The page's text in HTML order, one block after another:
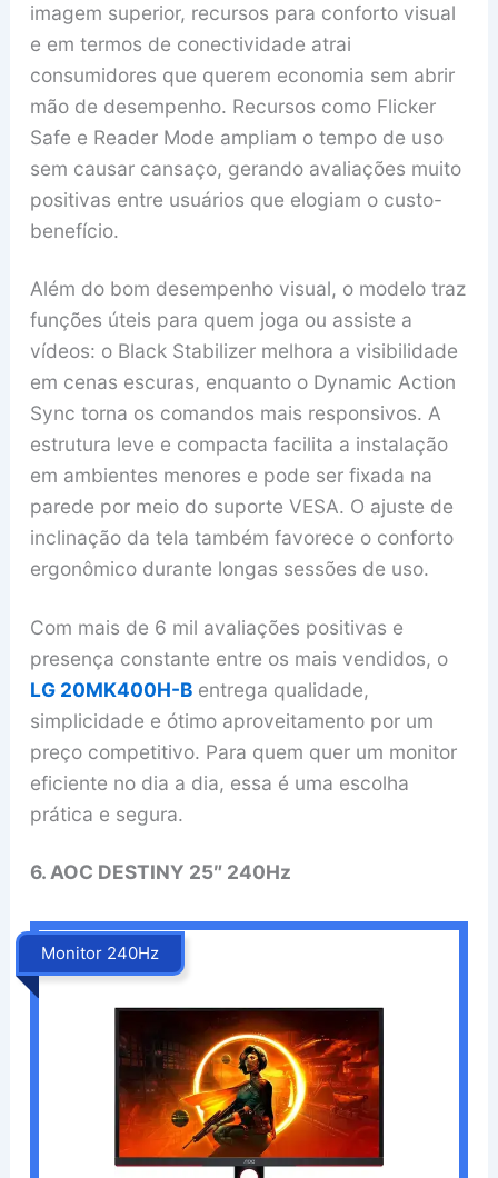
imagem superior, recursos para conforto visual
e em termos de conectividade atrai
consumidores que querem economia sem abrir
mão de desempenho. Recursos como Flicker
Safe e Reader Mode ampliam o tempo de uso
sem causar cansaço, gerando avaliações muito
positivas entre usuários que elogiam o custo-
benefício.
Além do bom desempenho visual, o modelo traz
funções úteis para quem joga ou assiste a
vídeos: o Black Stabilizer melhora a visibilidade
em cenas escuras, enquanto o Dynamic Action
Sync torna os comandos mais responsivos. A
estrutura leve e compacta facilita a instalação
em ambientes menores e pode ser fixada na
parede por meio do suporte VESA. O ajuste de
inclinação da tela também favorece o conforto
ergonômico durante longas sessões de uso.
Com mais de 6 mil avaliações positivas e
presença constante entre os mais vendidos, o
LG 20MK400H-Bentrega qualidade,
simplicidade e ótimo aproveitamento por um
preço competitivo. Para quem quer um monitor
eficiente no dia a dia, essa é uma escolha
prática e segura.
6. AOC DESTINY 25″ 240Hz
Monitor 240Hz
‎